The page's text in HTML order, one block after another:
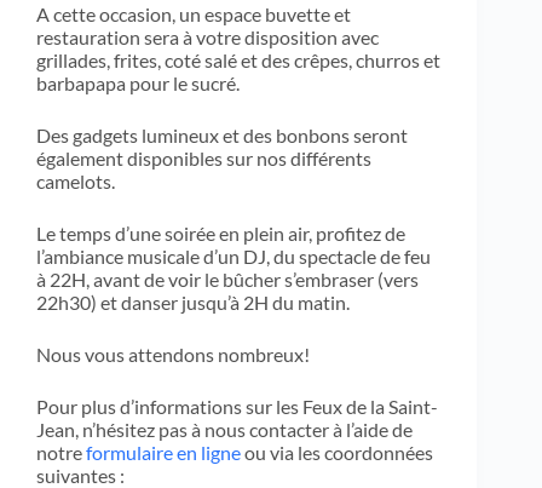
A cette occasion, un espace buvette et
restauration sera à votre disposition avec
grillades, frites, coté salé et des crêpes, churros et
barbapapa pour le sucré.
Des gadgets lumineux et des bonbons seront
également disponibles sur nos différents
camelots.
Le temps d’une soirée en plein air, profitez de
l’ambiance musicale d’un DJ, du spectacle de feu
à 22H, avant de voir le bûcher s’embraser (vers
22h30) et danser jusqu’à 2H du matin.
Nous vous attendons nombreux!
Pour plus d’informations sur les Feux de la Saint-
Jean, n’hésitez pas à nous contacter à l’aide de
notreformulaire en ligneou via les coordonnées
suivantes :